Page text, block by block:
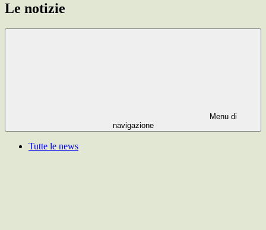
Le notizie
Menu di
navigazione
Tutte le news